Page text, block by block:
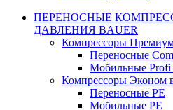
ПЕРЕНОСНЫЕ
ДАВЛЕНИЯ BAUER
Компрессоры
Переносные
Мобильные Profi
Компрессоры Эконом
Переносные PE
Мобильные PE